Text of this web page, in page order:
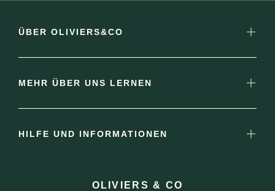
ÜBER OLIVIERS&CO
MEHR ÜBER UNS LERNEN
HILFE UND INFORMATIONEN
OLIVIERS & CO